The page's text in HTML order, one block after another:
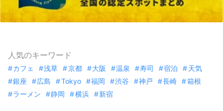
人気のキーワード
カフェ 浅草 京都 大阪 温泉 寿司 宿泊
天気
銀座
広島 Tokyo 福岡 渋谷 神戸 長崎
箱根
ラーメン
静岡 横浜 新宿